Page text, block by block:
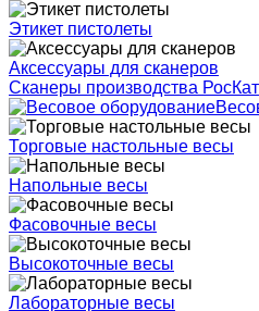
Этикет пистолеты
Аксессуары для сканеров
Сканеры производства РосКат
Торговые настольные весы
Напольные весы
Фасовочные весы
Высокоточные весы
Лабораторные весы